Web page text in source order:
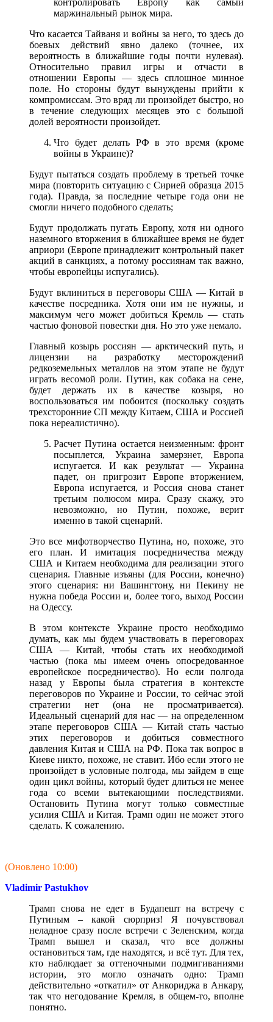
маржинальный рынок мира.
Что касается Тайваня и войны за него, то здесь до
боевых действий явно далеко (точнее, их
вероятность в ближайшие годы почти нулевая).
Относительно правил игры и отчасти в
отношении Европы — здесь сплошное минное
поле. Но стороны будут вынуждены прийти к
компромиссам. Это вряд ли произойдет быстро, но
в течение следующих месяцев это с большой
долей вероятности произойдет.
Что будет делать РФ в это время (кроме
войны в Украине)?
Будут пытаться создать проблему в третьей точке
мира (повторить ситуацию с Сирией образца 2015
года). Правда, за последние четыре года они не
смогли ничего подобного сделать;
Будут продолжать пугать Европу, хотя ни одного
наземного вторжения в ближайшее время не будет
априори (Европе принадлежит контрольный пакет
акций в санкциях, а потому россиянам так важно,
чтобы европейцы испугались).
Будут вклиниться в переговоры США — Китай в
качестве посредника. Хотя они им не нужны, и
максимум чего может добиться Кремль — стать
частью фоновой повестки дня. Но это уже немало.
Главный козырь россиян — арктический путь, и
лицензии на разработку месторождений
редкоземельных металлов на этом этапе не будут
играть весомой роли. Путин, как собака на сене,
будет держать их в качестве козыря, но
воспользоваться им побоится (поскольку создать
трехсторонние СП между Китаем, США и Россией
пока нереалистично).
Расчет Путина остается неизменным: фронт
посыплется, Украина замерзнет, Европа
испугается. И как результат — Украина
падет, он пригрозит Европе вторжением,
Европа испугается, и Россия снова станет
третьим полюсом мира. Сразу скажу, это
невозможно, но Путин, похоже, верит
именно в такой сценарий.
Это все мифотворчество Путина, но, похоже, это
его план. И имитация посредничества между
США и Китаем необходима для реализации этого
сценария. Главные изъяны (для России, конечно)
этого сценария: ни Вашингтону, ни Пекину не
нужна победа России и, более того, выход России
на Одессу.
В этом контексте Украине просто необходимо
думать, как мы будем участвовать в переговорах
США — Китай, чтобы стать их необходимой
частью (пока мы имеем очень опосредованное
европейское посредничество). Но если полгода
назад у Европы была стратегия в контексте
переговоров по Украине и России, то сейчас этой
стратегии нет (она не просматривается).
Идеальный сценарий для нас — на определенном
этапе переговоров США — Китай стать частью
этих переговоров и добиться совместного
давления Китая и США на РФ. Пока так вопрос в
Киеве никто, похоже, не ставит. Ибо если этого не
произойдет в условные полгода, мы зайдем в еще
один цикл войны, который будет длиться не менее
года со всеми вытекающими последствиями.
Остановить Путина могут только совместные
усилия США и Китая. Трамп один не может этого
сделать. К сожалению.
(Оновлено 10:00)
Vladimir Pastukhov
Трамп снова не едет в Будапешт на встречу с
Путиным – какой сюрприз! Я почувствовал
неладное сразу после встречи с Зеленским, когда
Трамп вышел и сказал, что все должны
остановиться там, где находятся, и всё тут. Для тех,
кто наблюдает за оттеночными подмигиваниями
истории, это могло означать одно: Трамп
действительно «откатил» от Анкориджа в Анкару,
так что негодование Кремля, в общем-то, вполне
понятно.